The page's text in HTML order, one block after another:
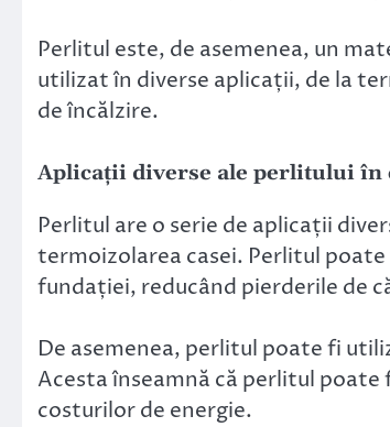
Perlitul este, de asemenea, un
utilizat în diverse aplicații, de la
de încălzire.
Aplicații diverse ale perlitului
Perlitul are o serie de aplicații
termoizolarea casei. Perlitul
fundației, reducând pierderile de
De asemenea, perlitul poate fi
Acesta înseamnă că perlitul
costurilor de energie.